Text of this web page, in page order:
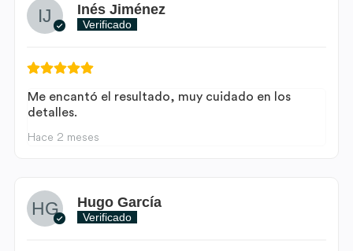
Inés Jiménez
Verificado
Me encantó el resultado, muy cuidado en los
detalles.
Hace 2 meses
Hugo García
Verificado